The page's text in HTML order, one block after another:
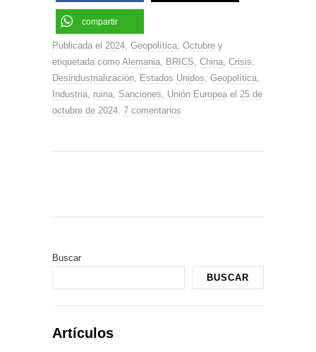
compartir
Publicada el 2024 Geopolítica Octubre y
etiquetada como Alemania BRICS China Crisis
Desindustrialización
Estados Unidos Geopolítica
Industria ruina Sanciones Unión Europea el 25 de
octubre de 2024 7 comentarios
Buscar
BUSCAR
Artículos